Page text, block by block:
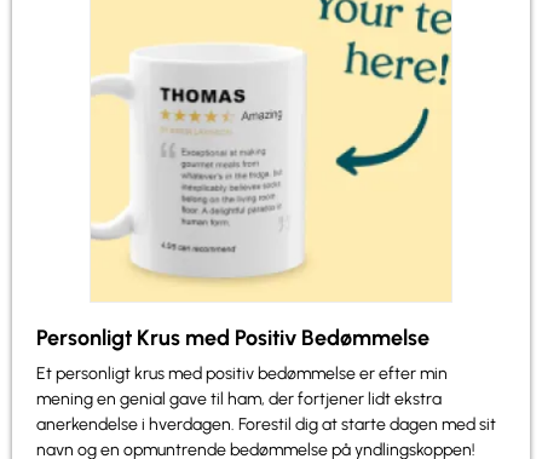
Personligt Krus med Positiv Bedømmelse
Et personligt krus med positiv bedømmelse er efter min
mening en genial gave til ham, der fortjener lidt ekstra
anerkendelse i hverdagen. Forestil dig at starte dagen med sit
navn og en opmuntrende bedømmelse på yndlingskoppen!